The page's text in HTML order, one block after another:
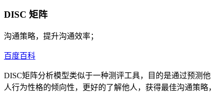
DISC 矩阵
沟通策略，提升沟通效率；
百度百科
DISC矩阵分析模型类似于一种测评工具，目的是通过预测他
人行为性格的倾向性，更好的了解他人，获得最佳沟通策略，